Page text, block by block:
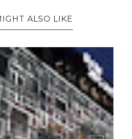
ALSO LIKE